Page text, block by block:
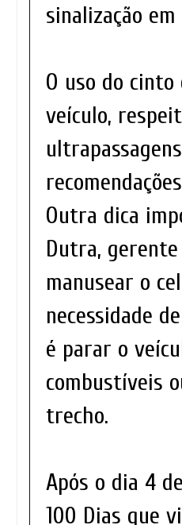
sinalização
O uso do
veículo,
Outra dica
Dutra, gerente
manusear o
necessidade
é parar o
combustíveis
trecho.
Após o dia 4
100 Dias que